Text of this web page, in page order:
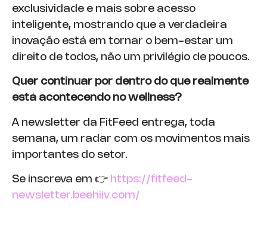
exclusividade e mais sobre acesso
inteligente, mostrando que a verdadeira
inovação está em tornar o bem-estar um
direito de todos, não um privilégio de poucos.
Quer continuar por dentro do que realmente
está acontecendo no wellness?
A newsletter da FitFeed entrega, toda
semana, um radar com os movimentos mais
importantes do setor.
Se inscreva em 👉 https://fitfeed-
newsletter.beehiiv.com/